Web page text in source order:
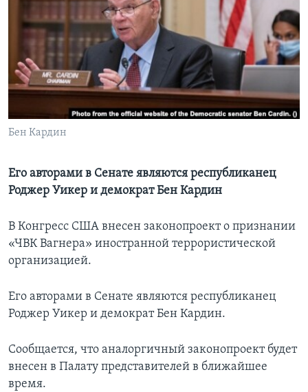
Learning English
СОЦИАЛЬНЫЕ СЕТИ
Языки
Бен Кардин
Его авторами в Сенате являются республиканец
Роджер Уикер и демократ Бен Кардин
В Конгресс США внесен законопроект о признании
«ЧВК Вагнера» иностранной террористической
организацией.
Его авторами в Сенате являются республиканец
Роджер Уикер и демократ Бен Кардин.
Сообщается, что аналоргичный законопроект будет
внесен в Палату представителей в ближайшее
время.